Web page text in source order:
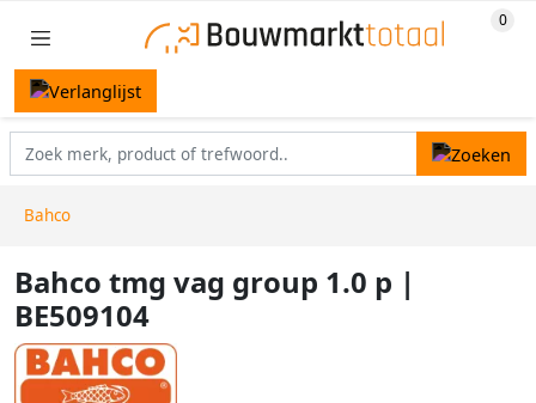
Bahco
Bahco tmg vag group 1.0 p |
BE509104